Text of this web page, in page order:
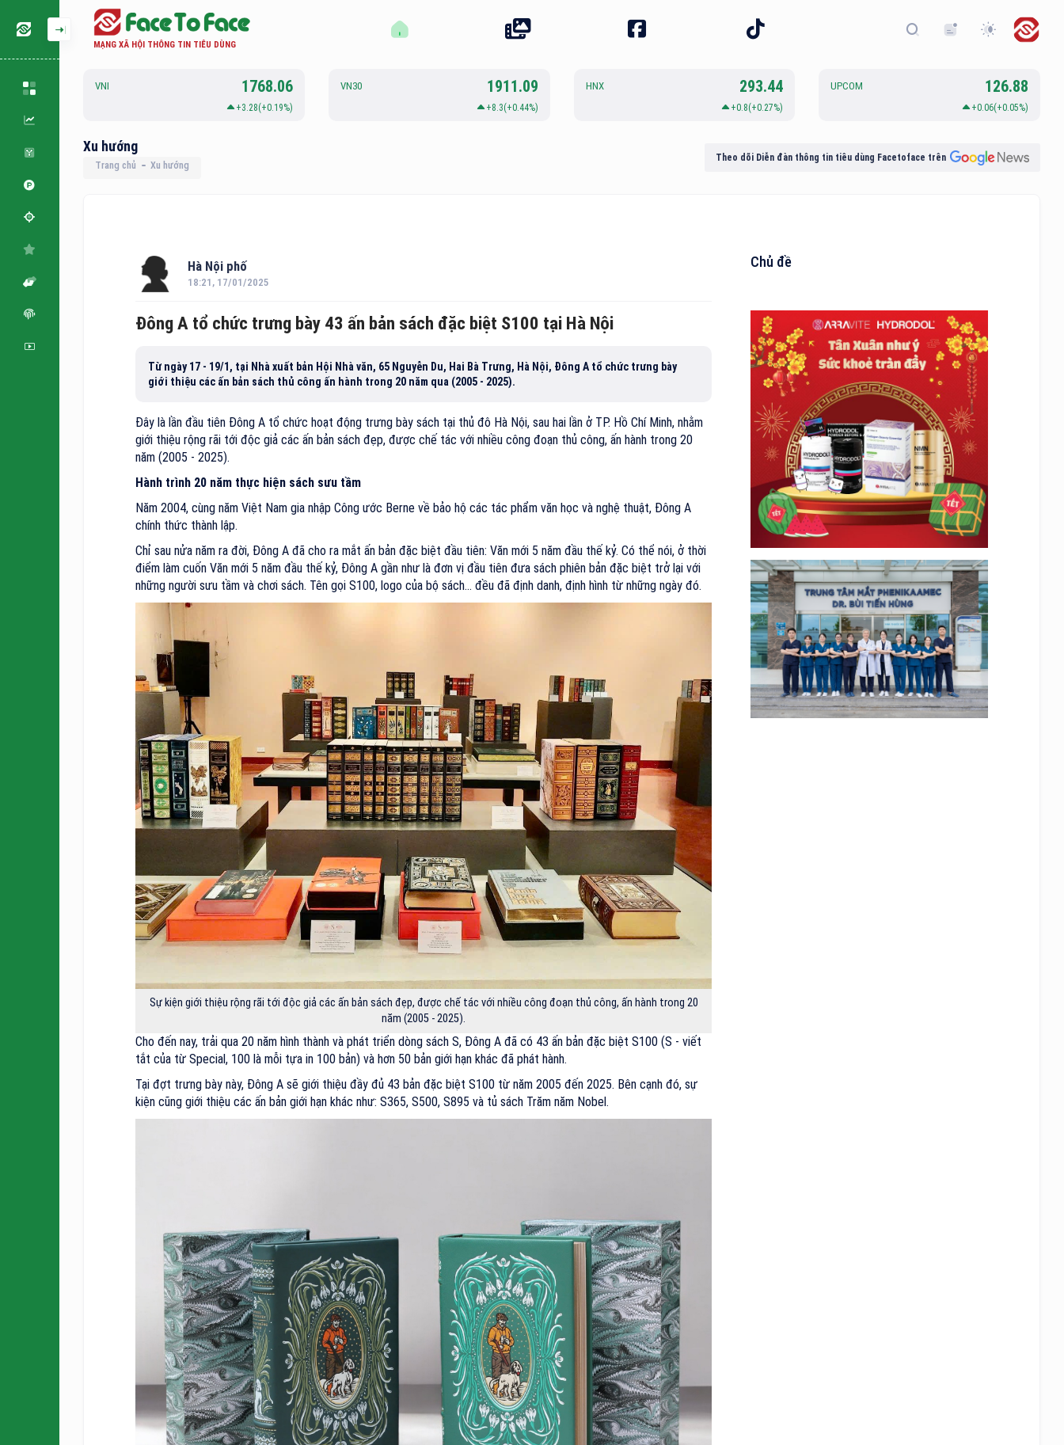
MẠNG XÃ HỘI THÔNG TIN TIÊU DÙNG
126.88 VNI 1768.06
+3.28(+0.19%)
VN30 1911.09
+8.3(+0.44%)
HNX 293.44
+0.8(+0.27%)
UPCOM 126.88
+0.06(+0.05%)
Xu hướng
Trang chủ Xu hướng
Theo dõi Diễn đàn thông tin tiêu dùng Facetoface trên
Hà Nội phố
18:21, 17/01/2025
Đông A tổ chức trưng bày 43 ấn bản sách đặc biệt S100 tại Hà Nội
Từ ngày 17 - 19/1, tại Nhà xuất bản Hội Nhà văn, 65 Nguyễn Du, Hai Bà Trưng, Hà Nội, Đông A tổ chức trưng bày
giới thiệu các ấn bản sách thủ công ấn hành trong 20 năm qua (2005 - 2025).
Đây là lần đầu tiên Đông A tổ chức hoạt động trưng bày sách tại thủ đô Hà Nội, sau hai lần ở TP. Hồ Chí Minh, nhằm
giới thiệu rộng rãi tới độc giả các ấn bản sách đẹp, được chế tác với nhiều công đoạn thủ công, ấn hành trong 20
năm (2005 - 2025).
Hành trình 20 năm thực hiện sách sưu tầm
Năm 2004, cùng năm Việt Nam gia nhập Công ước Berne về bảo hộ các tác phẩm văn học và nghệ thuật, Đông A
chính thức thành lập.
Chỉ sau nửa năm ra đời, Đông A đã cho ra mắt ấn bản đặc biệt đầu tiên: Văn mới 5 năm đầu thế kỷ. Có thể nói, ở thời
điểm làm cuốn Văn mới 5 năm đầu thế kỷ, Đông A gần như là đơn vị đầu tiên đưa sách phiên bản đặc biệt trở lại với
những người sưu tầm và chơi sách. Tên gọi S100, logo của bộ sách... đều đã định danh, định hình từ những ngày đó.
Sự kiện giới thiệu rộng rãi tới độc giả các ấn bản sách đẹp, được chế tác với nhiều công đoạn thủ công, ấn hành trong 20
năm (2005 - 2025).
Cho đến nay, trải qua 20 năm hình thành và phát triển dòng sách S, Đông A đã có 43 ấn bản đặc biệt S100 (S - viết
tắt của từ Special, 100 là mỗi tựa in 100 bản) và hơn 50 bản giới hạn khác đã phát hành.
Tại đợt trưng bày này, Đông A sẽ giới thiệu đầy đủ 43 bản đặc biệt S100 từ năm 2005 đến 2025. Bên cạnh đó, sự
kiện cũng giới thiệu các ấn bản giới hạn khác như: S365, S500, S895 và tủ sách Trăm năm Nobel.
Chủ đề